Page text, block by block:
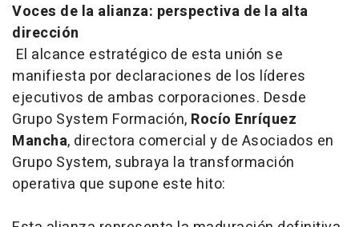
Voces de la alianza: perspectiva de la alta
dirección
El alcance estratégico de esta unión se
manifiesta por declaraciones de los líderes
ejecutivos de ambas corporaciones. Desde
Grupo System Formación, Rocío Enríquez
Mancha, directora comercial y de Asociados en
Grupo System, subraya la transformación
operativa que supone este hito: